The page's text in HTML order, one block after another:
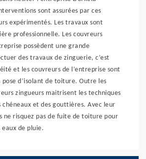
sont assurées par ces
expérimentés. Les travaux sont
professionnelle. Les couvreurs
possèdent une grande
des travaux de zinguerie, c’est
et les couvreurs de l’entreprise sont
d’isolant de toiture. Outre les
zingueurs maitrisent les techniques
et des gouttières. Avec leur
ne risquez pas de fuite de toiture pour
de pluie.